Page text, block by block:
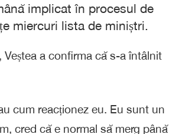
implicat în procesul de
miercuri lista de miniștri.
a confirma că s-a întâlnit
cum reacționez eu. Eu sunt un
cred că e normal să merg până